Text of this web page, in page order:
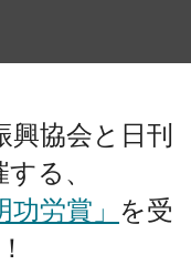
協会と日刊
る、
労賞」 を受